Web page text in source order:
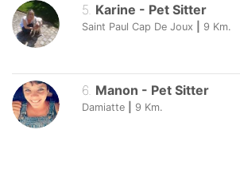
5 Karine - Pet Sitter
Saint Paul Cap De Joux 9 Km.
6. Manon - Pet Sitter
Damiatte 9 Km.